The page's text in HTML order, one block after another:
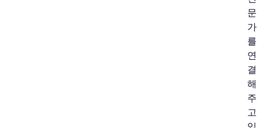
문
가
를
연
결
해
주
고